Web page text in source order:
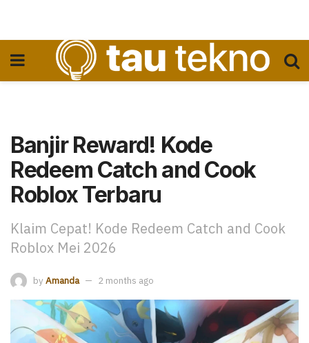
Banjir Reward! Kode
Redeem Catch and Cook
Roblox Terbaru
Klaim Cepat! Kode Redeem Catch and Cook
Roblox Mei 2026
by Amanda 2 months ago